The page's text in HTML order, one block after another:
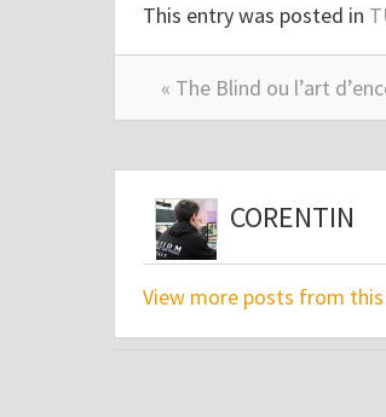
This entry was posted in
« The Blind ou l’art
CORENTIN
View more posts from